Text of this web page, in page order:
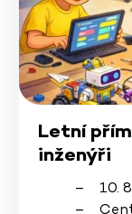
Letní
inženýři
10.